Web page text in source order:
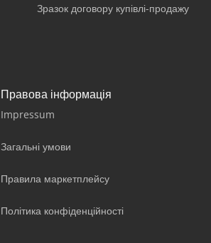
Зразок договору купівлі-продажу
Правова інформація
Impressum
Загальні умови
Правила маркетплейсу
Політика конфіденційності